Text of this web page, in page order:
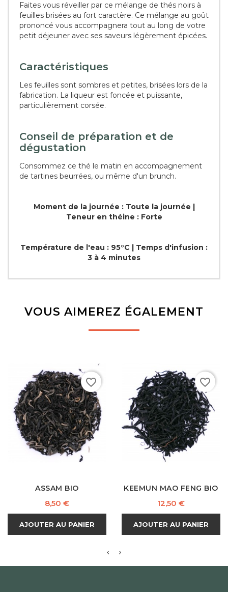
Faites vous réveiller par ce mélange de thés noirs à
feuilles brisées au fort caractère. Ce mélange au goût
prononcé vous accompagnera tout au long de votre
petit déjeuner avec ses saveurs légèrement épicées.
Caractéristiques
Les feuilles sont sombres et petites, brisées lors de la
fabrication. La liqueur est foncée et puissante,
particulièrement corsée.
Conseil de préparation et de
dégustation
Consommez ce thé le matin en accompagnement
de tartines beurrées, ou même d'un brunch.
Moment de la journée : Toute la journée |
Teneur en théine : Forte
Température de l'eau : 95°C | Temps d'infusion :
3 à 4 minutes
VOUS AIMEREZ ÉGALEMENT
ASSAM BIO
Prix
8,50 €
AJOUTER AU PANIER
favorite_border
KEEMUN MAO FENG BIO
Prix
12,50 €
AJOUTER AU PANIER
favorite_border